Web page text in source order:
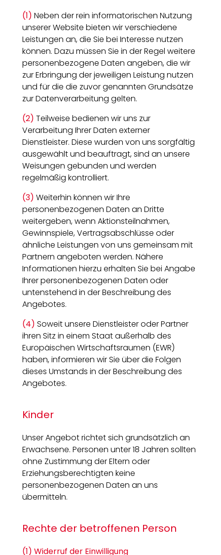
(1) Neben der rein informatorischen Nutzung
unserer Website bieten wir verschiedene
Leistungen an, die Sie bei Interesse nutzen
können. Dazu müssen Sie in der Regel weitere
personenbezogene Daten angeben, die wir
zur Erbringung der jeweiligen Leistung nutzen
und für die die zuvor genannten Grundsätze
zur Datenverarbeitung gelten.
(2) Teilweise bedienen wir uns zur
Verarbeitung Ihrer Daten externer
Dienstleister. Diese wurden von uns sorgfältig
ausgewählt und beauftragt, sind an unsere
Weisungen gebunden und werden
regelmäßig kontrolliert.
(3) Weiterhin können wir Ihre
personenbezogenen Daten an Dritte
weitergeben, wenn Aktionsteilnahmen,
Gewinnspiele, Vertragsabschlüsse oder
ähnliche Leistungen von uns gemeinsam mit
Partnern angeboten werden. Nähere
Informationen hierzu erhalten Sie bei Angabe
Ihrer personenbezogenen Daten oder
untenstehend in der Beschreibung des
Angebotes.
(4) Soweit unsere Dienstleister oder Partner
ihren Sitz in einem Staat außerhalb des
Europäischen Wirtschaftsraumen (EWR)
haben, informieren wir Sie über die Folgen
dieses Umstands in der Beschreibung des
Angebotes.
Kinder
Unser Angebot richtet sich grundsätzlich an
Erwachsene. Personen unter 18 Jahren sollten
ohne Zustimmung der Eltern oder
Erziehungsberechtigten keine
personenbezogenen Daten an uns
übermitteln.
Rechte der betroffenen Person
(1) Widerruf der Einwilligung